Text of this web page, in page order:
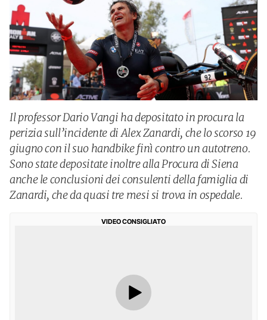
Il professor Dario Vangi ha depositato in procura la
perizia sull’incidente di Alex Zanardi, che lo scorso 19
giugno con il suo handbike finì contro un autotreno.
Sono state depositate inoltre alla Procura di Siena
anche le conclusioni dei consulenti della famiglia di
Zanardi, che da quasi tre mesi si trova in ospedale.
VIDEO CONSIGLIATO